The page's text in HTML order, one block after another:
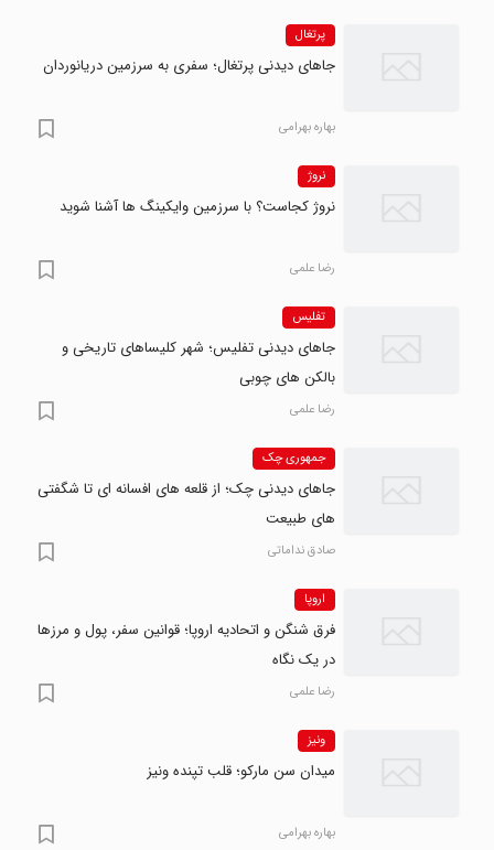
پرتغال
جاهای دیدنی پرتغال؛ سفری به سرزمین دریانوردان
بهاره بهرامی
نروژ
نروژ کجاست؟ با سرزمین وایکینگ ها آشنا شوید
رضا علمی
تفلیس
جاهای دیدنی تفلیس؛ شهر کلیساهای تاریخی و
بالکن های چوبی
رضا علمی
جمهوری چک
جاهای دیدنی چک؛ از قلعه های افسانه ای تا شگفتی
های طبیعت
صادق نداماتی
اروپا
فرق شنگن و اتحادیه اروپا؛ قوانین سفر، پول و مرزها
در یک نگاه
رضا علمی
ونیز
میدان سن مارکو؛ قلب تپنده ونیز
بهاره بهرامی